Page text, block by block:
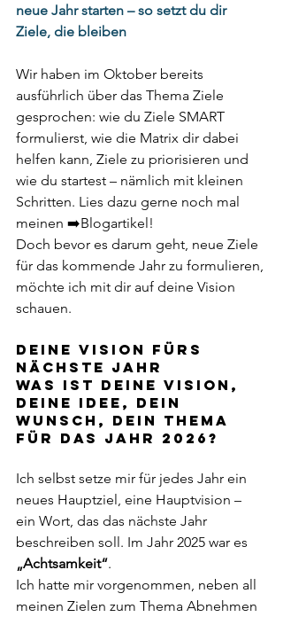
neue Jahr starten – so setzt du dir
Ziele, die bleiben
Wir haben im Oktober bereits
ausführlich über das Thema Ziele
gesprochen: wie du Ziele SMART
formulierst, wie die Matrix dir dabei
helfen kann, Ziele zu priorisieren und
wie du startest – nämlich mit kleinen
Schritten. Lies dazu gerne noch mal
meinen ➡️Blogartikel!
Doch bevor es darum geht, neue Ziele
für das kommende Jahr zu formulieren,
möchte ich mit dir auf deine Vision
schauen.
Deine Vision fürs
nächste Jahr
Was ist deine Vision,
deine Idee, dein
Wunsch, dein Thema
für das Jahr 2026?
Ich selbst setze mir für jedes Jahr ein
neues Hauptziel, eine Hauptvision –
ein Wort, das das nächste Jahr
beschreiben soll. Im Jahr 2025 war es
„Achtsamkeit“.
Ich hatte mir vorgenommen, neben all
meinen Zielen zum Thema Abnehmen